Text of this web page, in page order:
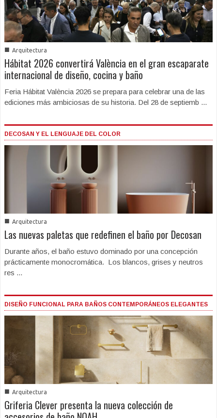
■ Arquitectura
Hábitat 2026 convertirá València en el gran escaparate
internacional de diseño, cocina y baño
Feria Hábitat València 2026 se prepara para celebrar una de las
ediciones más ambiciosas de su historia. Del 28 de septiemb ...
DECOSAN Y EL LENGUAJE DEL COLOR
■ Arquitectura
Las nuevas paletas que redefinen el baño por Decosan
Durante años, el baño estuvo dominado por una concepción
prácticamente monocromática. Los blancos, grises y neutros
res ...
DISEÑO FUNCIONAL PARA BAÑOS CONTEMPORÁNEOS ELEGANTES
■ Arquitectura
Griferia Clever presenta la nueva colección de